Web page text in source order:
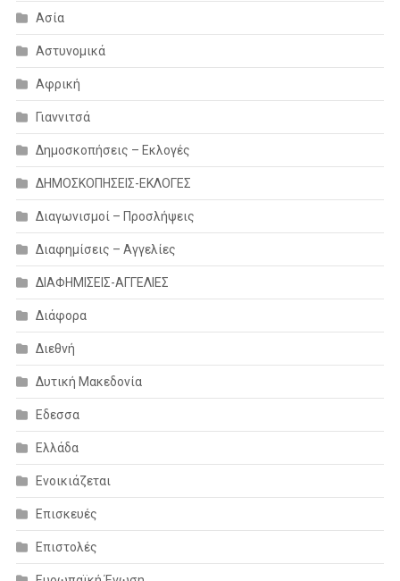
Ασία
Αστυνομικά
Αφρική
Γιαννιτσά
Δημοσκοπήσεις – Εκλογές
ΔΗΜΟΣΚΟΠΗΣΕΙΣ-ΕΚΛΟΓΕΣ
Διαγωνισμοί – Προσλήψεις
Διαφημίσεις – Αγγελίες
ΔΙΑΦΗΜΙΣΕΙΣ-ΑΓΓΕΛΙΕΣ
Διάφορα
Διεθνή
Δυτική Μακεδονία
Εδεσσα
Ελλάδα
Ενοικιάζεται
Επισκευές
Επιστολές